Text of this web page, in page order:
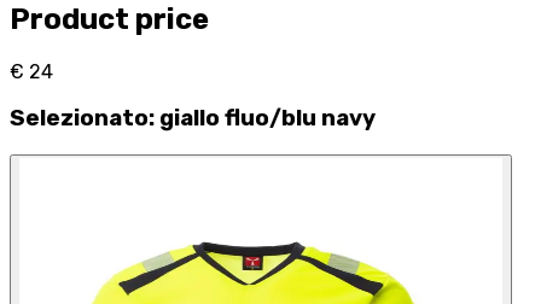
Product price
€ 24
Selezionato: giallo fluo/blu navy